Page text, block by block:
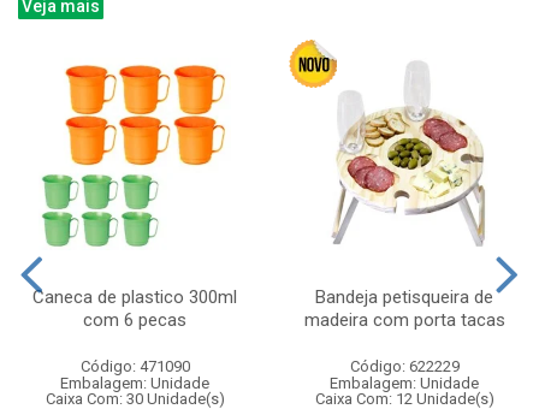
Veja mais
Caneca de plastico 300ml
com 6 pecas
Código: 471090
Embalagem: Unidade
Caixa Com: 30 Unidade(s)
Bandeja petisqueira de
madeira com porta tacas
Código: 622229
Embalagem: Unidade
Caixa Com: 12 Unidade(s)